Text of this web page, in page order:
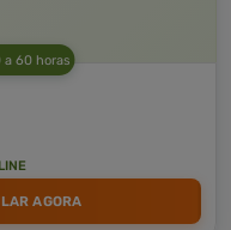
a 60 horas
AGORA